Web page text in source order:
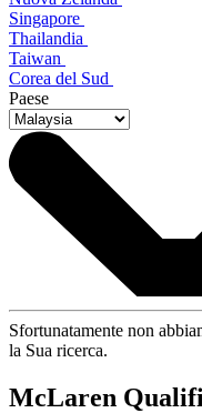
Singapore
Thailandia
Taiwan
Corea del Sud
Paese
Sfortunatamente non
la Sua ricerca.
McLaren